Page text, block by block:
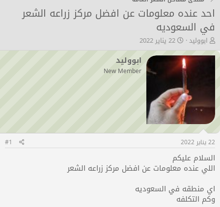
احد عنده معلومات عن افضل مركز زراعه الشعر
في السعوديه
ب
ا
د
و
ض
و
ع
ابووليد ت
ا
ر
خ
ا
ل
ب
د
22 يناير 2022
ابووليد
New Member
22 يناير 2022 #1
السلام عليكم
اللي عنده معلومات عن افضل مركز زراعه الشعر
اي منطقه في السعوديه
وكم التكلفه